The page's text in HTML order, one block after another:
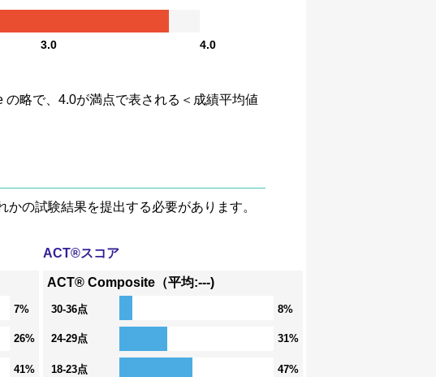
3.0 4.0
略で、4.0が満点で表される＜成績平均値
の試験結果を提出する必要があります。
7%
26%
41%
ACT®スコア
ACT® Composite（平均:---)
30-36点 8%
24-29点 31%
18-23点 47%